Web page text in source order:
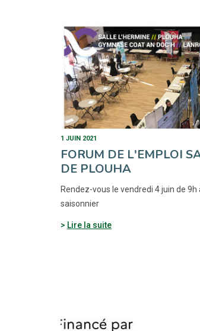
1 JUIN 2021
FORUM DE L'EMPLOI
DE PLOUHA
Rendez-vous le vendredi 4 juin de
saisonnier
Lire la suite